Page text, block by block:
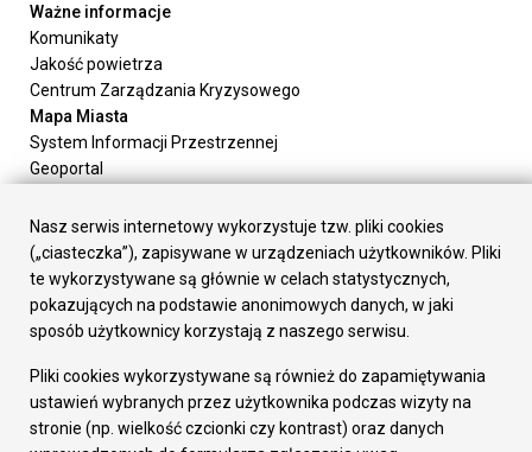
Ważne informacje
Komunikaty
Jakość powietrza
Centrum Zarządzania Kryzysowego
Mapa Miasta
System Informacji Przestrzennej
Geoportal
Załatw sprawę
Prezydent Miasta
Rada Miasta
Wydziały
Elektroniczna Skrzynka Podawcza
Gospodarka
Fundusze europejskie
Środki krajowe
Nasz serwis internetowy wykorzystuje tzw. pliki cookies
(„ciasteczka”), zapisywane w urządzeniach użytkowników. Pliki
te wykorzystywane są głównie w celach statystycznych,
pokazujących na podstawie anonimowych danych, w jaki
sposób użytkownicy korzystają z naszego serwisu.
Pliki cookies wykorzystywane są również do zapamiętywania
ustawień wybranych przez użytkownika podczas wizyty na
stronie (np. wielkość czcionki czy kontrast) oraz danych